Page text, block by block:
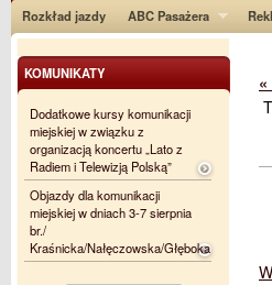
Rozkład jazdy ABC Pasażera
KOMUNIKATY
Dodatkowe kursy komunikacji
miejskiej w związku z
organizacją koncertu „Lato z
Radiem i Telewizją Polską”
Objazdy dla komunikacji
miejskiej w dniach 3-7 sierpnia
br./
Kraśnicka/Nałęczowska/Głęboka